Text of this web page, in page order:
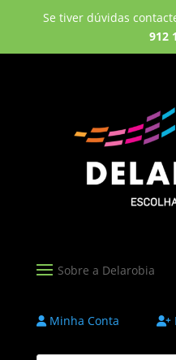
Se tiver dúvidas
912
Minha Conta